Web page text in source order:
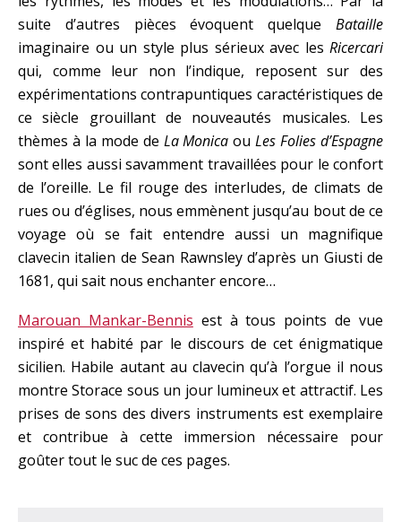
suite d’autres pièces évoquent quelque Bataille
imaginaire ou un style plus sérieux avec les Ricercari
qui, comme leur non l’indique, reposent sur des
expérimentations contrapuntiques caractéristiques de
ce siècle grouillant de nouveautés musicales. Les
thèmes à la mode de La Monica ouLes Folies d’Espagne
sont elles aussi savamment travaillées pour le confort
de l’oreille. Le fil rouge des interludes, de climats de
rues ou d’églises, nous emmènent jusqu’au bout de ce
voyage où se fait entendre aussi un magnifique
clavecin italien de Sean Rawnsley d’après un Giusti de
1681, qui sait nous enchanter encore…
Marouan Mankar-Bennis est à tous points de vue
inspiré et habité par le discours de cet énigmatique
sicilien. Habile autant au clavecin qu’à l’orgue il nous
montre Storace sous un jour lumineux et attractif. Les
prises de sons des divers instruments est exemplaire
et contribue à cette immersion nécessaire pour
goûter tout le suc de ces pages.